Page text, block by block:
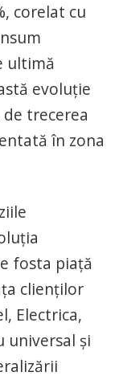
corelat cu
ultimă
evoluție
trecerea
în zona
fosta piaţă
clienţilor
Electrica,
universal şi